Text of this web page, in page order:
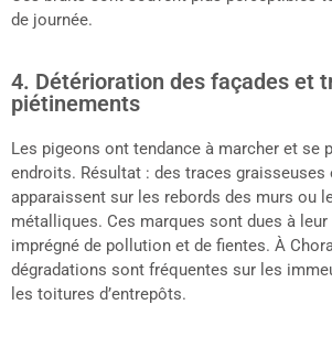
de journée.
4. Détérioration des façades et
piétinements
Les pigeons ont tendance à marcher et se
endroits. Résultat : des traces graisseuses
apparaissent sur les rebords des murs ou
métalliques. Ces marques sont dues à leur
imprégné de pollution et de fientes. À
dégradations sont fréquentes sur les
les toitures d’entrepôts.